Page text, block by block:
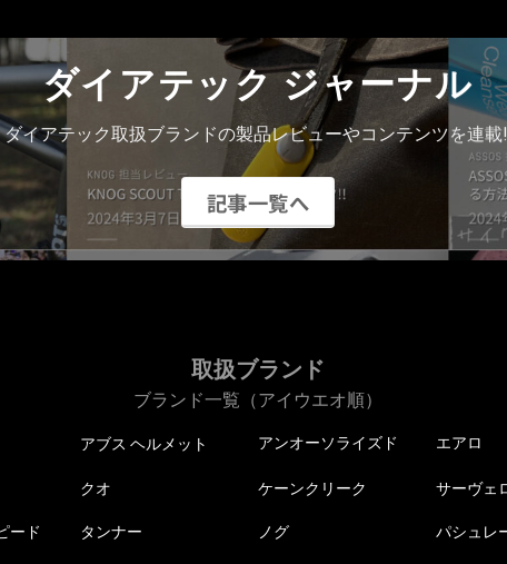
ダイアテック ジャーナル
ダイアテック取扱ブランドの製品レビューやコンテンツを連載
記事一覧へ
取扱ブランド
ブランド一覧（アイウエオ順）
アブス ヘルメット アンオーソライズド エアロ
クオ ケーンクリーク サーヴェ
ード タンナー ノグ パシュレ